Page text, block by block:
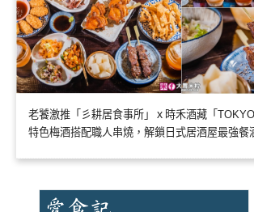
老饕激推「彡耕居食事所」ｘ時禾酒藏「TOKYO
特色梅酒搭配職人串燒，解鎖日式居酒屋最強餐